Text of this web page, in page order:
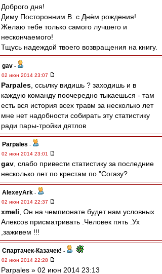
Доброго дня!
Диму Посторонним В. с Днём рождения!
Желаю тебе только самого лучшего и
нескончаемого!
Тщусь надеждой твоего возвращения на книгу.
gav -
02 июн 2014 23:07
Parpales , ссылку видишь ? заходишь и в
каждую команду поочередно тыкаешься - там
есть вся история всех травм за несколько лет
мне нет надобности собирать эту статистику
ради пары-тройки дятлов
Parpales -
02 июн 2014 23:01
gav , слабо привести статистику за последние
несколько лет по крестам по "Согазу?
AlexeyArk -
02 июн 2014 22:37
xmeli , Он на чемпионате будет нам условных
Алексов присматривать .Человек пять .Ух
,заживем !!!
Спартачек-Казачек! -
02 июн 2014 22:28
Parpales » 02 июн 2014 23:13